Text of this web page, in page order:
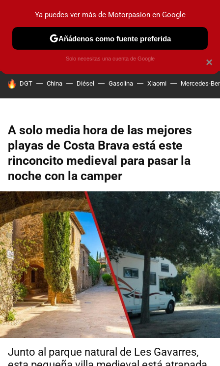
PRUEBAS COCHES ELÉCTRICOS OBSERVATORIO
HOY SE HABLA DE
DGT China Diésel Gasolina Xiaomi Mercedes-
A solo media hora de las mejores
playas de Costa Brava está este
rinconcito medieval para pasar la
noche con la camper
Junto al parque natural de Les Gavarres,
×
Ya puedes ver más de Motorpasion en Google
Añádenos como fuente preferida
Solo necesitas una cuenta de Google